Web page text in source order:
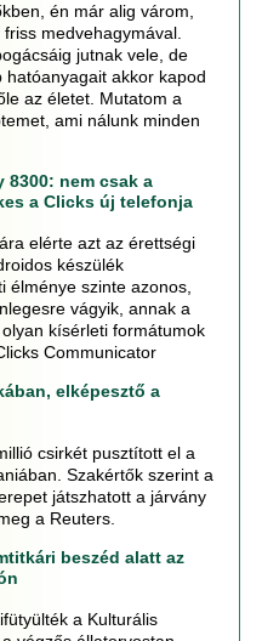
én már alig várom,
medvehagymával.
jutnak vele, de
akkor kapod
az életet. Mutatom a
ami nálunk minden
8300: nem csak a
a Clicks új telefonja
elérte azt az érettségi
készülék
élménye szinte azonos,
vágyik, annak a
kísérleti formátumok
Communicator
elképesztő a
csirkét pusztított el a
Szakértők szerint a
játszhatott a járvány
a Reuters.
beszéd alatt az
a Kulturális